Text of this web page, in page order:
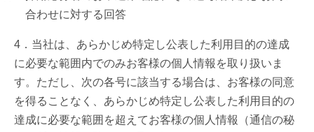
合わせに対する回答
4．当社は、あらかじめ特定し公表した利用目的の達成
に必要な範囲内でのみお客様の個人情報を取り扱いま
す。ただし、次の各号に該当する場合は、お客様の同意
を得ることなく、あらかじめ特定し公表した利用目的の
達成に必要な範囲を超えてお客様の個人情報（通信の秘